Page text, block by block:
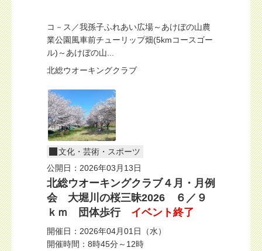
コ－ス／我孫子ふれあい広場～あけぼの山農
業公園風車前チューリップ畑(5kmコースゴー
ル)～あけぼの山...
北総ウオーキングクラブ
文化・芸術・スポーツ
公開日：2026年03月13日
北総ウオーキングクラブ４月・月例
会 大堀川の桜三昧2026 ６／９
ｋｍ 団体歩行
イベント終了
開催日：2026年04月01日（水）
開催時間：8時45分～12時